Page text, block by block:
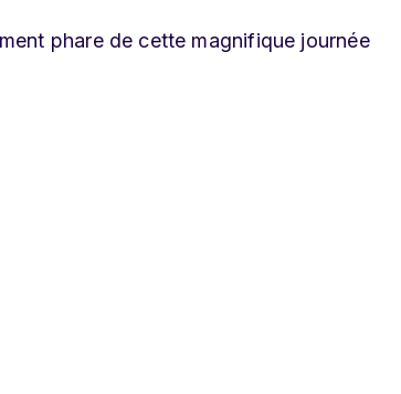
phare de cette magnifique journée